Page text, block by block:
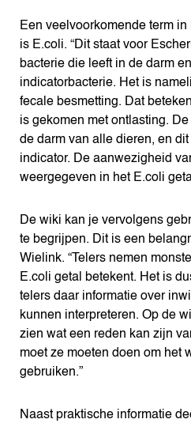
Een veelvoorkomende term
is E.coli. “Dit staat voor
bacterie die leeft in de darm
indicatorbacterie. Het is
fecale besmetting. Dat
is gekomen met ontlasting.
de darm van alle dieren, en
indicator. De aanwezigheid
weergegeven in het E.coli
De wiki kan je vervolgens
te begrijpen. Dit is een
Wielink. “Telers nemen
E.coli getal betekent. Het is
telers daar informatie over
kunnen interpreteren. Op de
zien wat een reden kan zijn
moet ze moeten doen om het
gebruiken.”
Naast praktische informatie